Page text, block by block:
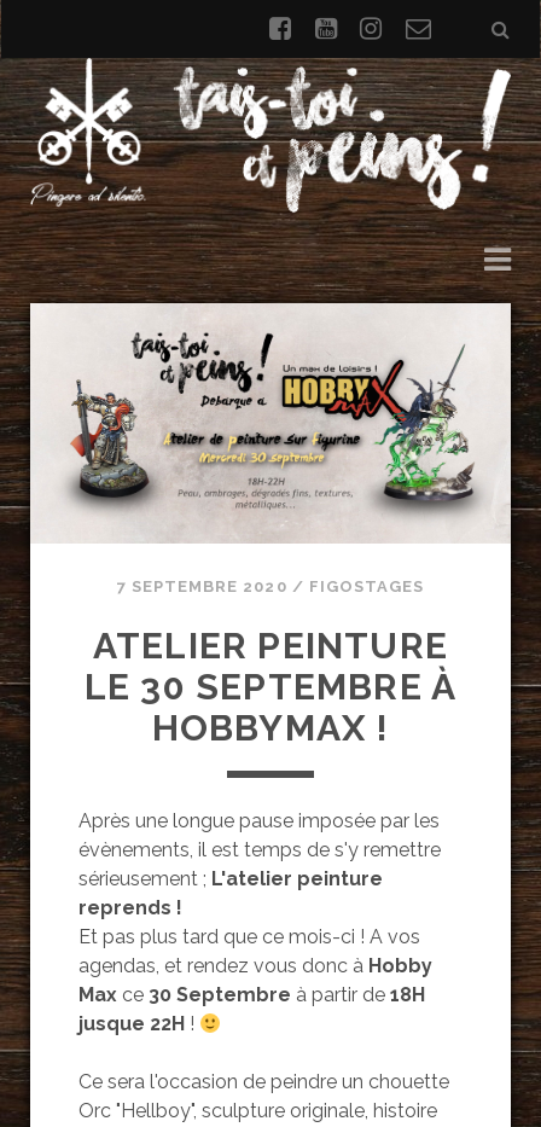
facebookyoutubeinstagram
de
contact
7 SEPTEMBRE 2020 / FIGOSTAGES
ATELIER PEINTURE
LE 30 SEPTEMBRE À
HOBBYMAX !
Après une longue pause imposée par les
évènements, il est temps de s'y remettre
sérieusement ; L'atelier peinture
reprends !
Et pas plus tard que ce mois-ci ! A vos
agendas, et rendez vous donc à Hobby
Maxce 30 Septembre à partir de 18H
jusque 22H!
Ce sera l'occasion de peindre un chouette
Orc "Hellboy", sculpture originale, histoire